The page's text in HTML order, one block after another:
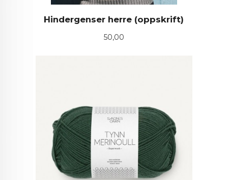
Hindergenser herre (oppskrift)
Pris
50,00